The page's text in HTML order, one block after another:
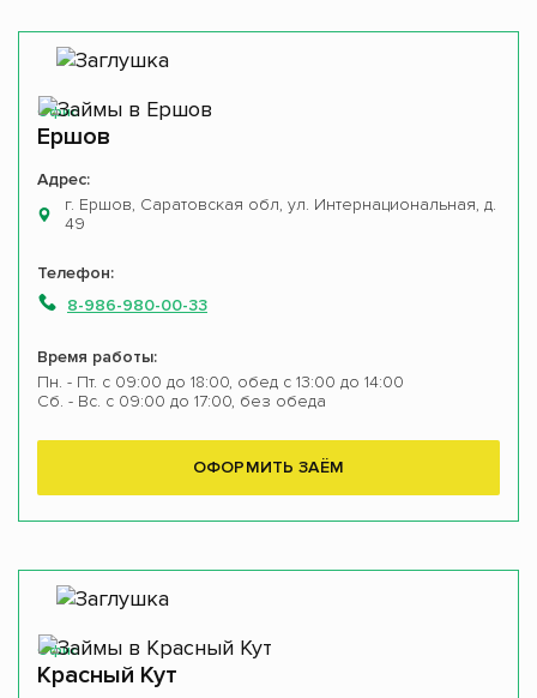
Офис
Ершов
Адрес:
г. Ершов, Саратовская обл, ул. Интернациональная, д.
49
Телефон:
8-986-980-00-33
Время работы:
Пн. - Пт. с 09:00 до 18:00, обед с 13:00 до 14:00
Сб. - Вс. с 09:00 до 17:00, без обеда
ОФОРМИТЬ ЗАЁМ
Офис
Красный Кут